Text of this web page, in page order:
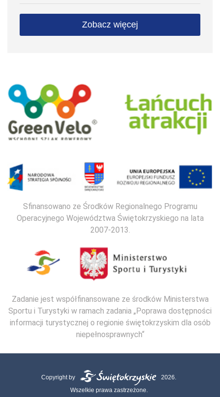
Zobacz więcej
Sfinansowano ze Środków Regionalnego Programu
Operacyjnego Województwa Świętokrzyskiego na lata
2007-2013.
Zadanie jest współfinansowane ze środków Ministerstwa
Sportu i Turystyki w ramach zadania „Poprawa dostępności
informacji turystycznej o regionie świętokrzyskim dla osób
niepełnosprawnych“
Copyright by
2026.
Wszelkie prawa zastrzeżone.